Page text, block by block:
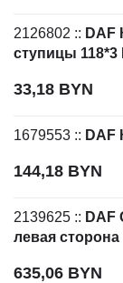
2126802 :: DAF
ступицы 118*3
33,18 BYN
1679553 ::
144,18 BYN
2139625 :: DAF
левая
635,06 BYN